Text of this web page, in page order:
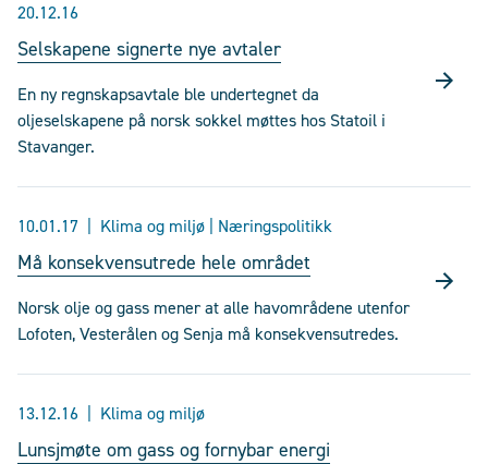
20.12.16
Selskapene signerte nye avtaler
En ny regnskapsavtale ble undertegnet da
oljeselskapene på norsk sokkel møttes hos Statoil i
Stavanger.
10.01.17 Klima og miljø | Næringspolitikk
Må konsekvensutrede hele området
Norsk olje og gass mener at alle havområdene utenfor
Lofoten, Vesterålen og Senja må konsekvensutredes.
13.12.16 Klima og miljø
Lunsjmøte om gass og fornybar energi